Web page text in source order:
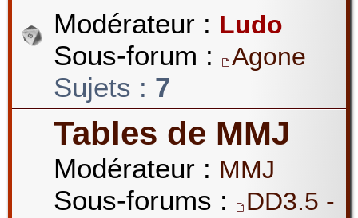
Modérateur : Ludo
Sous-forum : Agone
Sujets : 7
Tables de MMJ
Modérateur : MMJ
Sous-forums :
DD3.5 -